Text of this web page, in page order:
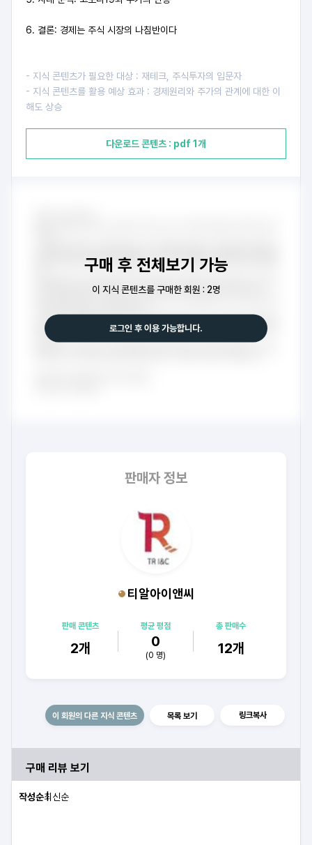
판매자 정보
티알아이앤씨
판매 콘텐츠
2개
평균 평점
0
(0 명)
총 판매수
12개
6. 결론: 경제는 주식 시장의 나침반이다
- 지식 콘텐츠가 필요한 대상 : 재테크, 주식투자의 입문자
- 지식 콘텐츠를 활용 예상 효과 : 경제원리와 주가의 관계에 대한 이
해도 상승
다운로드 콘텐츠 : pdf 1개
구매 후 전체보기 가능
이 지식 콘텐츠를 구매한 회원 : 2명
로그인 후 이용 가능합니다.
이 회원의 다른 지식 콘텐츠 목록 보기 링크복사
구매 리뷰 보기
작성순최신순